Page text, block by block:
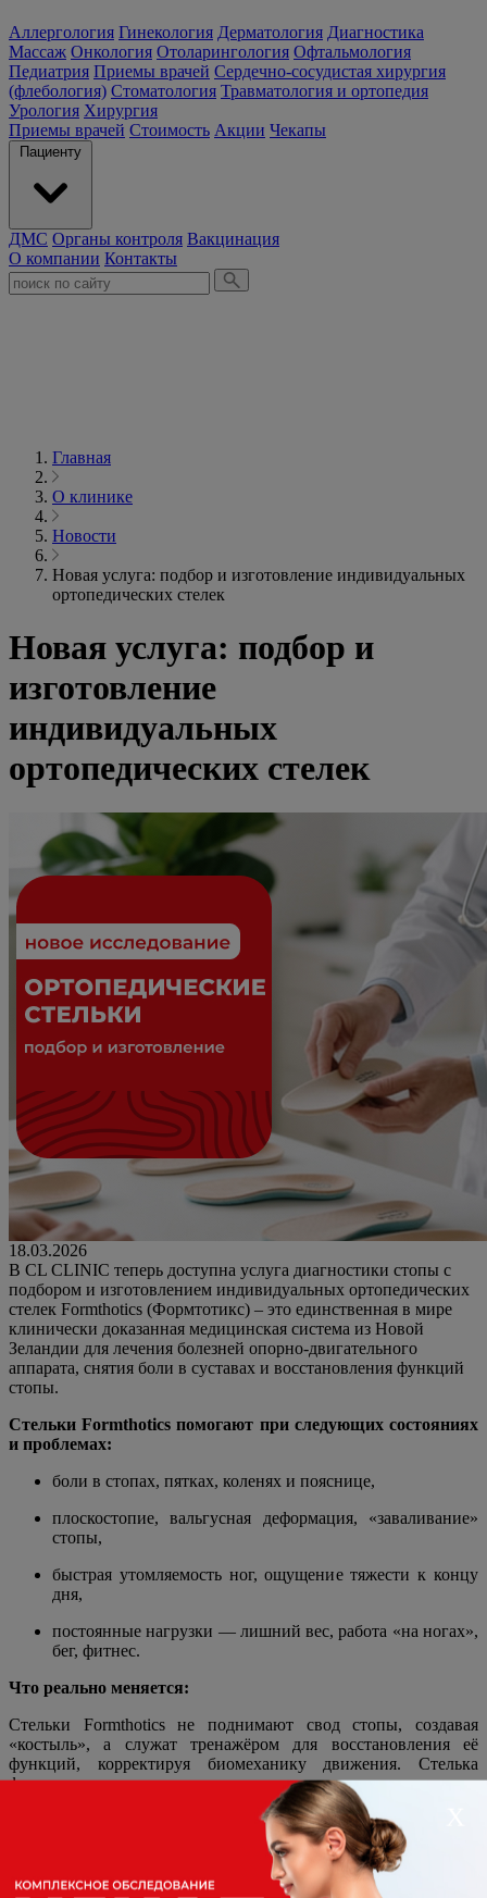
Аллергология Гинекология Дерматология Диагностика
Массаж Онкология Отоларингология Офтальмология
Педиатрия Приемы врачей Сердечно-сосудистая хирургия
(флебология) Стоматология Травматология и ортопедия
Урология Хирургия
Приемы врачей Стоимость Акции Чекапы
Пациенту
ДМС Органы контроля Вакцинация
О компании Контакты
Главная
О клинике
Новости
Новая услуга: подбор и изготовление индивидуальных
ортопедических стелек
Новая услуга: подбор и
изготовление
индивидуальных
ортопедических стелек
18.03.2026
В CL CLINIC теперь доступна услуга диагностики стопы с
подбором и изготовлением индивидуальных ортопедических
стелек Formthotics (Формтотикс) – это единственная в мире
клинически доказанная медицинская система из Новой
Зеландии для лечения болезней опорно-двигательного
аппарата, снятия боли в суставах и восстановления функций
стопы.
Cтельки Formthotics помогают при следующих состояниях
и проблемах:
боли в стопах, пятках, коленях и пояснице,
плоскостопие, вальгусная деформация, «заваливание»
стопы,
быстрая утомляемость ног, ощущение тяжести к концу
дня,
постоянные нагрузки — лишний вес, работа «на ногах»,
бег, фитнес.
Что реально меняется:
Стельки Formthotics не поднимают свод стопы, создавая
«костыль», а служат тренажёром для восстановления её
функций, корректируя биомеханику движения. Стелька
формуется индивидуально под стопу пациента,
перераспределяет нагрузку, эффективно снижая давление на
проблемные зоны и болевой синдром.